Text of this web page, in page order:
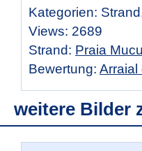
Kategorien:
Views: 2689
Strand: Praia
Bewertung: Arraial
weitere Bilder